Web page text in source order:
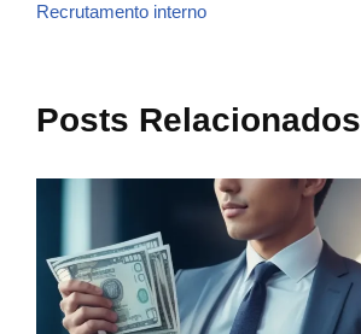
Recrutamento interno
Posts Relacionados